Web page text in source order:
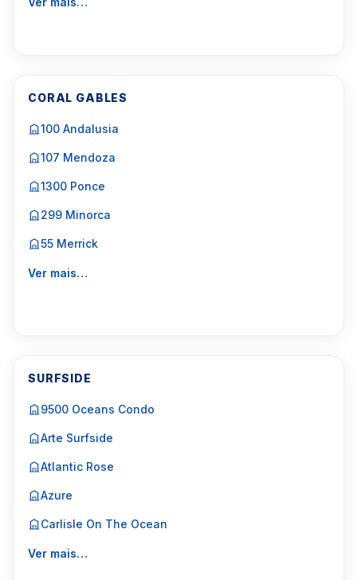
CORAL GABLES
100 Andalusia
107 Mendoza
1300 Ponce
299 Minorca
55 Merrick
Ver mais…
SURFSIDE
9500 Oceans Condo
Arte Surfside
Atlantic Rose
Azure
Carlisle On The Ocean
Ver mais…